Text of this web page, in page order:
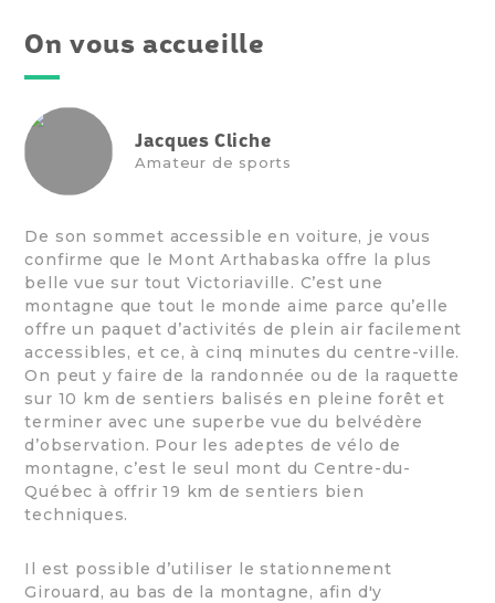
On vous accueille
Jacques Cliche
Amateur de sports
De son sommet accessible en voiture, je vous
confirme que le Mont Arthabaska offre la plus
belle vue sur tout Victoriaville. C’est une
montagne que tout le monde aime parce qu’elle
offre un paquet d’activités de plein air facilement
accessibles, et ce, à cinq minutes du centre-ville.
On peut y faire de la randonnée ou de la raquette
sur 10 km de sentiers balisés en pleine forêt et
terminer avec une superbe vue du belvédère
d’observation. Pour les adeptes de vélo de
montagne, c’est le seul mont du Centre-du-
Québec à offrir 19 km de sentiers bien
techniques.
Il est possible d’utiliser le stationnement
Girouard, au bas de la montagne, afin d'y